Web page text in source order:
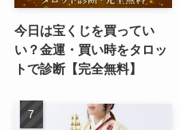
今日は宝くじを買ってい
い？金運・買い時をタロッ
トで診断【完全無料】